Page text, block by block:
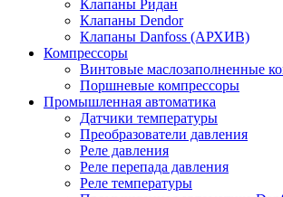
Клапаны Ридан
Клапаны Dendor
Клапаны Danfoss (АРХИВ)
Компрессоры
Винтовые маслозаполненные
Поршневые компрессоры
Промышленная автоматика
Датчики температуры
Преобразователи давления
Реле давления
Реле перепада давления
Реле температуры